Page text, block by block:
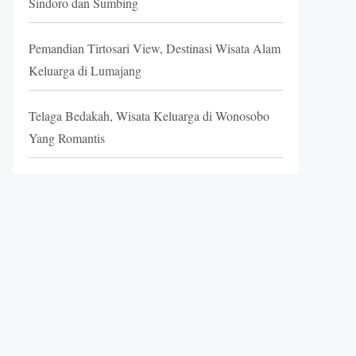
Pemandian Tirtosari View, Destinasi Wisata Alam
Keluarga di Lumajang
Telaga Bedakah, Wisata Keluarga di Wonosobo
Yang Romantis